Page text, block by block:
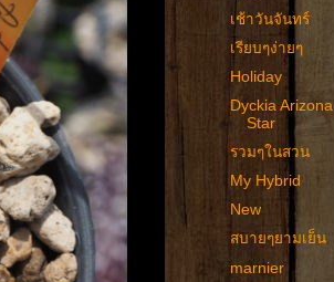
เช้าวันจันทร์
เรียบๆง่ายๆ
Holiday
Dyckia
Star
รวมๆในสวน
My Hybrid
New
สบายๆยามเย็น
marnier